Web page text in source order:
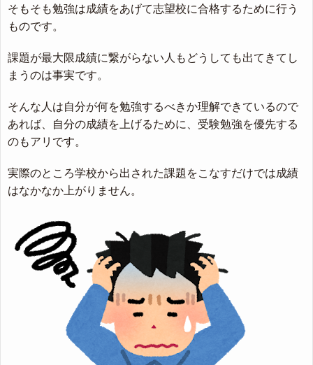
そもそも勉強は成績をあげて志望校に合格するために行う
ものです。
課題が最大限成績に繋がらない人もどうしても出てきてし
まうのは事実です。
そんな人は自分が何を勉強するべきか理解できているので
あれば、自分の成績を上げるために、受験勉強を優先する
のもアリです。
実際のところ学校から出された課題をこなすだけでは成績
はなかなか上がりません。